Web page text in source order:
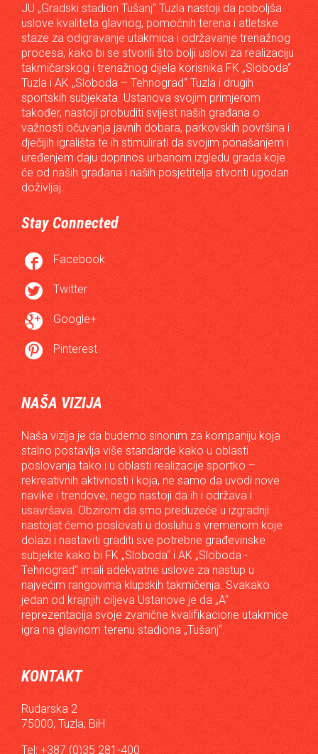
JU „Gradski stadion Tušanj“ Tuzla nastoji da poboljša
uslove kvaliteta glavnog, pomoćnih terena i atletske
staze za odigravanje utakmica i održavanje trenažnog
procesa, kako bi se stvorili što bolji uslovi za realizaciju
takmičarskog i trenažnog dijela korisnika FK „Sloboda“
Tuzla i AK „Sloboda – Tehnograd“ Tuzla i drugih
sportskih subjekata. Ustanova svojim primjerom
također, nastoji probuditi svijest naših građana o
važnosti očuvanja javnih dobara, parkovskih površina i
dječijih igrališta te ih stimulirati da svojim ponašanjem i
uređenjem daju doprinos urbanom izgledu grada koje
će od naših građana i naših posjetitelja stvoriti ugodan
doživljaj.
Stay Connected
 Facebook
 Twitter
 Google+
 Pinterest
NAŠA VIZIJA
Naša vizija je da budemo sinonim za kompaniju koja
stalno postavlja više standarde kako u oblasti
poslovanja tako i u oblasti realizacije sportko –
rekreativnih aktivnosti i koja, ne samo da uvodi nove
navike i trendove, nego nastoji da ih i održava i
usavršava. Obzirom da smo preduzeće u izgradnji
nastojat ćemo poslovati u dosluhu s vremenom koje
dolazi i nastaviti graditi sve potrebne građevinske
subjekte kako bi FK „Sloboda“ i AK „Sloboda -
Tehnograd“ imali adekvatne uslove za nastup u
najvećim rangovima klupskih takmičenja. Svakako
jedan od krajnjih ciljeva Ustanove je da „A“
reprezentacija svoje zvanične kvalifikacione utakmice
igra na glavnom terenu stadiona „Tušanj“.
KONTAKT
Rudarska 2
75000, Tuzla, BiH
Tel: +387 (0)35 281-400